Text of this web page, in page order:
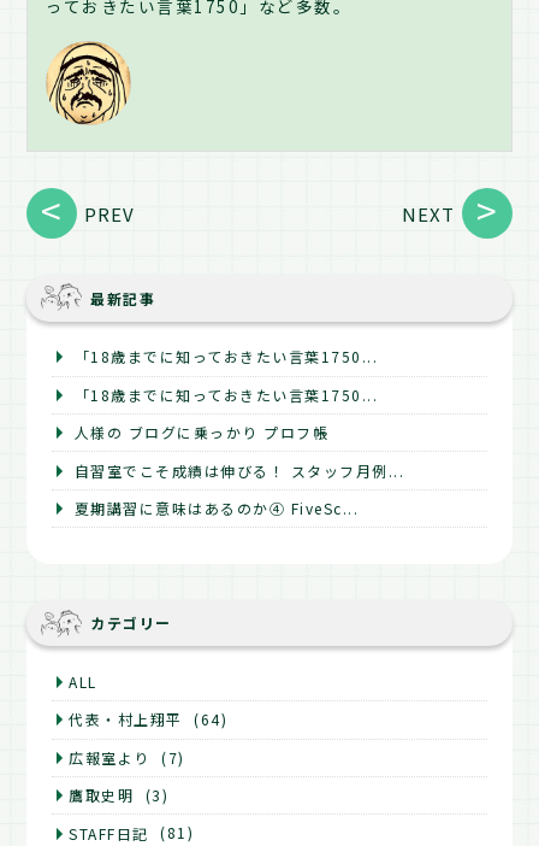
っておきたい言葉1750」など多数。
PREV NEXT
最新記事
「18歳までに知っておきたい言葉1750...
「18歳までに知っておきたい言葉1750...
人様の ブログに乗っかり プロフ帳
自習室でこそ成績は伸びる！ スタッフ月例...
夏期講習に意味はあるのか④ FiveSc...
カテゴリー
ALL
代表・村上翔平
(64)
広報室より
(7)
鷹取史明
(3)
STAFF日記
(81)